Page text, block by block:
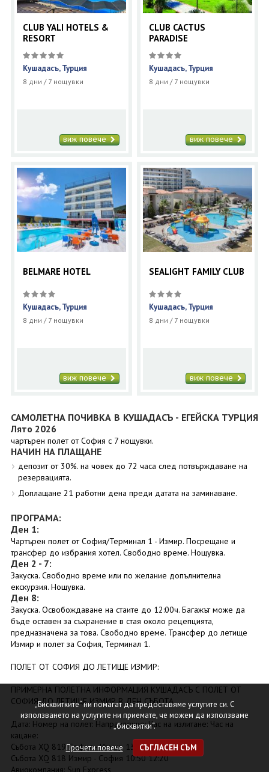
CLUB YALI HOTELS &
RESORT
Кушадасъ, Турция
8 дни / 7 нощувки
виж повече
CLUB CACTUS
PARADISE
Кушадасъ, Турция
8 дни / 7 нощувки
виж повече
BELMARE HOTEL
Кушадасъ, Турция
8 дни / 7 нощувки
виж повече
SEALIGHT FAMILY CLUB
Кушадасъ, Турция
8 дни / 7 нощувки
виж повече
САМОЛЕТНА ПОЧИВКА В КУШАДАСЪ - ЕГЕЙСКА ТУРЦИЯ
Лято 2026
чартърен полет от София с 7 нощувки.
НАЧИН НА ПЛАЩАНЕ
депозит от 30%. на човек до 72 часа след потвърждаване на
резервацията.
Доплащане 21 работни дена преди датата на заминаване.
ПРОГРАМА:
Ден 1:
Чартърен полет от София/Терминал 1 - Измир. Посрещане и
трансфер до избрания хотел. Свободно време. Нощувка.
Ден 2 - 7:
Закуска. Свободно време или по желание допълнителна
екскурзия. Нощувка.
Ден 8:
Закуска. Освобождаване на стаите до 12:00ч. Багажът може да
бъде оставен за съхранение в стая около рецепцията,
предназначена за това. Свободно време. Трансфер до летище
Измир и полет за София, Терминал 1.
ПОЛЕТ ОТ СОФИЯ ДО ЛЕТИЩЕ ИЗМИР:
ПРИМЕРНА ПОЛЕТНА ИНФОРМАЦИЯ КУШАДАСЪ С ПОЛЕТ ОТ
СОФИЯ ДО ЛЕТИЩЕ ИЗМИР В ДЕН СЪБОТА
Дата: Номер на полет: Направление: Час на излитане: Час на
кацане:
Събота XQ 819 София - Измир 13:10 14:30
Събота XQ 818 Измир - София 10:50 12:20
Авиокомпания: Sun Express
„Бисквитките“ ни помагат да предоставяме услугите си. С
използването на услугите ни приемате, че можем да използваме
„бисквитки“.
Прочети повече СЪГЛАСЕН СЪМ